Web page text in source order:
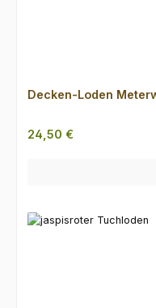
Decken-Loden
Regulärer Preis:
24,50 €